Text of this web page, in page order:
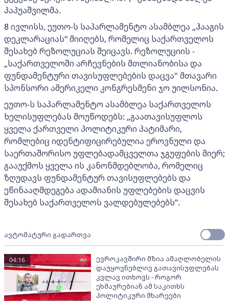
პაპუაშვილმა.
8 ივლისს, ეუთო-ს საპარლამენტო ასამბლეა „ჰააგის
დეკლარაციას“ მიიღებს, რომელიც საქართველოს
შესახებ რეზოლუციას შეიცავს. რეზოლუციის -
„საქართველოში არჩევნების მთლიანობისა და
ფუნდამენტური თავისუფლებების დაცვა" მთავარი
სპონსორი ამერიკელი კონგრესმენი ჯო უილსონია.
ეუთო-ს საპარლამენტო ასამბლეა საქართველოს
ხელისუფლებას მოუწოდებს: „გაათავისუფლოს
ყველა ქართველი პოლიტიკური პატიმარი,
რომლებიც იდენტიფიცირებულია ეროვნული და
საერთაშორისო უფლებადამცველთა ჯგუფების მიერ;
გააუქმოს ყველა ის კანონმდებლობა, რომელიც
ზღუდავს ფუნდამენტურ თავისუფლებებს და
ეწინააღმდეგება ადამიანის უფლებების დაცვის
შესახებ საქართველოს ვალდებულებებს”.
ავტომატური გადართვა
ევროკავშირი მზია ამაღლობელის
დაუყოვნებლივ გათავისუფლებას
კვლავ ითხოვს - როგორ
ეხმაურებიან ამ საკითხს
პოლიტიკური მხარეები
04:16